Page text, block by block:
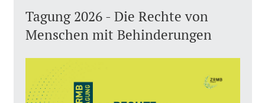
Tagung 2026 - Die Rechte von
Menschen mit Behinderungen